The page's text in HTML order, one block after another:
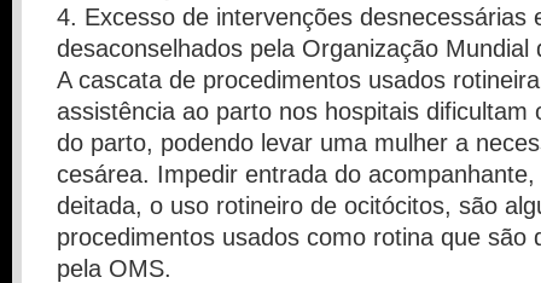
4. Excesso de intervenções desnecessárias
desaconselhados pela Organização Mundial
A cascata de procedimentos usados
assistência ao parto nos hospitais dificultam
do parto, podendo levar uma mulher a
cesárea. Impedir entrada do
deitada, o uso rotineiro de ocitócitos, são
procedimentos usados como rotina que são
pela OMS.